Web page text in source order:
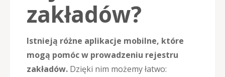
zakładów?
Istnieją różne aplikacje mobilne, które
mogą pomóc w prowadzeniu rejestru
zakładów. Dzięki nim możemy łatwo: